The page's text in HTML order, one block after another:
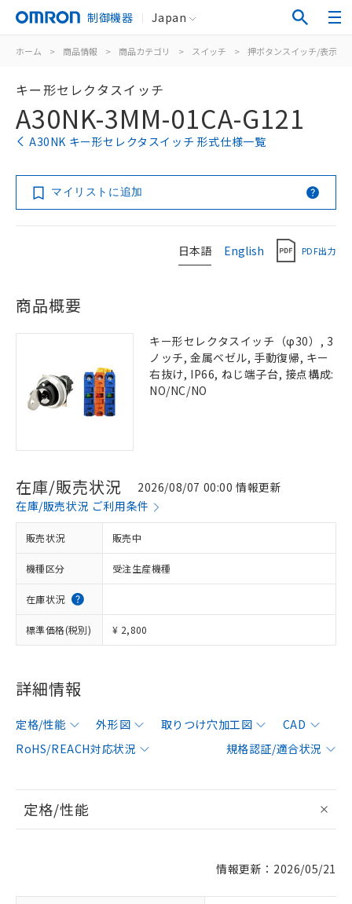
制御機器 Japan
ホーム > 商品情報 > 商品カテゴリ > スイッチ > 押ボタンスイッチ/表示灯
キー形セレクタスイッチ
A30NK-3MM-01CA-G121
A30NK キー形セレクタスイッチ 形式仕様一覧
マイリストに追加
日本語 English PDF出力
商品概要
キー形セレクタスイッチ（φ30）, 3
ノッチ, 金属ベゼル, 手動復帰, キー
右抜け, IP66, ねじ端子台, 接点構成:
NO/NC/NO
在庫/販売状況
2026/08/07 00:00 情報更新
在庫/販売状況 ご利用条件
販売状況 販売中
機種区分 受注生産機種
在庫状況
標準価格(税別) ¥ 2,800
詳細情報
定格/性能 外形図 取りつけ穴加工図
CAD
RoHS/REACH対応状況
規格認証/適合状況
定格/性能
情報更新：2026/05/21